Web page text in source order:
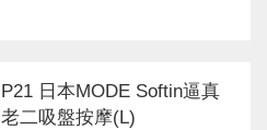
P21 日本MODE Softin逼真
老二吸盤按摩(L)